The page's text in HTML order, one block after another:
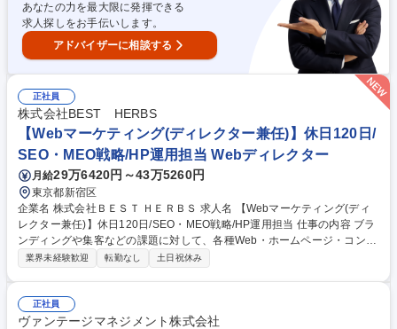
あなたの力を最大限に発揮できる
求人探しをお手伝いします。
アドバイザーに相談する
正社員
株式会社BEST HERBS
【Webマーケティング(ディレクター兼任)】休日120日/
SEO・MEO戦略/HP運用担当 Webディレクター
月給29万6420円～43万5260円
東京都新宿区
企業名 株式会社ＢＥＳＴ ＨＥＲＢＳ 求人名 【Webマーケティング(ディ
レクター兼任)】休日120日/SEO・MEO戦略/HP運用担当 仕事の内容 ブラ
ンディングや集客などの課題に対して、各種Web・ホームページ・コンテ
ンツの運用に関わるマーケティング分析や、改修・保守を行なっていただ
での戦略立案、企画、予算管理 ・各種Web広告やSNS広告を駆使した集
客支援■アクセス解析に基づいた課題抽出とSEO対策等の改善策提案■各媒
業界未経験歓迎 転勤なし 土日祝休み
正社員
ヴァンテージマネジメント株式会社